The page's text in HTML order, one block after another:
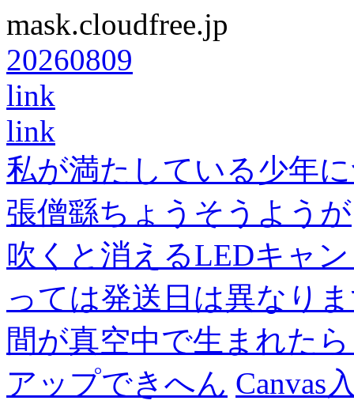
mask.cloudfree.jp
20260809
link
link
私が満たしている少年
張僧繇ちょうそうようが
吹くと消えるLEDキャ
っては発送日は異なり
間が真空中で生まれた
アップできへん Canvas